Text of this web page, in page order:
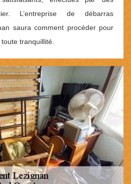
L’entreprise de débarras
saura comment procéder pour
tranquillité.